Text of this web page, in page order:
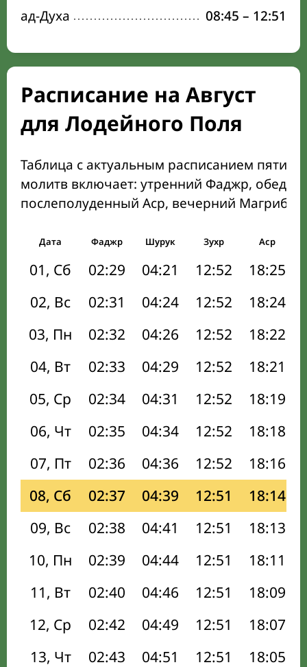
ад-Духа 08:45 – 12:51
Расписание на Август
для Лодейного Поля
Таблица с актуальным расписанием пяти
молитв включает: утренний Фаджр,
послеполуденный Аср, вечерний Магриб
Дата Фаджр Шурук Зухр Аср
01, Сб 02:29 04:21 12:52 18:25
02, Вс
02:31 04:24 12:52 18:24
03, Пн
02:32 04:26 12:52 18:22
04, Вт
02:33 04:29 12:52 18:21
05, Ср
02:34 04:31 12:52 18:19
06, Чт
02:35 04:34 12:52 18:18
07, Пт
02:36 04:36 12:52 18:16
08, Сб
02:37 04:39 12:51 18:14
09, Вс
02:38 04:41 12:51 18:13
10, Пн
02:39 04:44 12:51 18:11
11, Вт
02:40 04:46 12:51 18:09
12, Ср
02:42 04:49 12:51 18:07
13, Чт
02:43 04:51 12:51 18:05